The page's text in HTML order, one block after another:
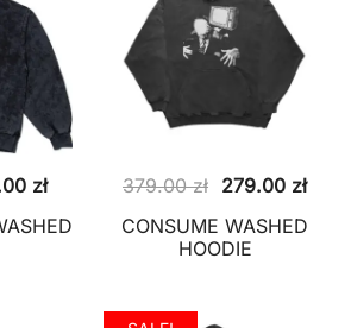
złAktualna
cena
379.00zł Pierwotna
cena
wynosiła:
279.00 zł
CONSUME WASHED
HOODIE